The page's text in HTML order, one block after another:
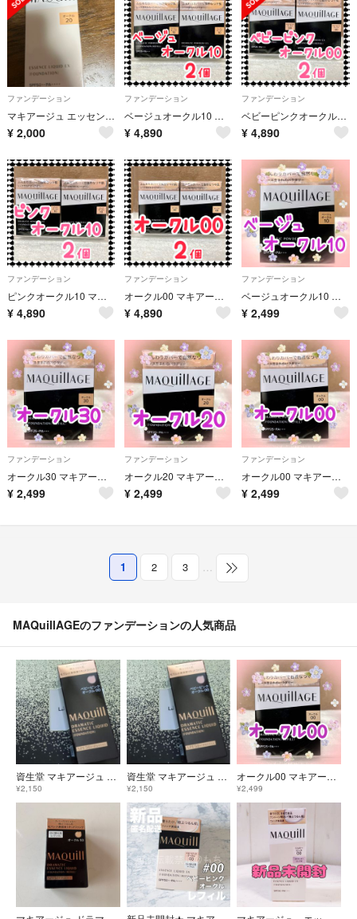
ファンデーション
マキアージュ エッセンスリキッド EX オークル20(24ml)
¥ 2,000
ファンデーション
ベージュオークル10 マキアージュ ドラマティックパウダリー EX ２個セット
¥ 4,890
ファンデーション
ベビーピンクオークル00 マキアージュ ドラマティックパウダリー EX レフィル 2個セット
¥ 4,890
ファンデーション
ピンクオークル10 マキアージュ ドラマティックパウダリー EX レフィル ２個セット
¥ 4,890
ファンデーション
オークル00 マキアージュ ドラマティックパウダリー EX レフィル ２個セット
¥ 4,890
ファンデーション
ベージュオークル10 マキアージュ ドラマティックパウダリー EX レフィル
¥ 2,499
ファンデーション
オークル30 マキアージュ ドラマティックパウダリー EX レフィル
¥ 2,499
ファンデーション
オークル20 マキアージュ ドラマティックパウダリー EX レフィル
¥ 2,499
ファンデーション
オークル00 マキアージュ ドラマティックパウダリー EX レフィル
¥ 2,499
1 2 3 …
MAQuillAGEのファンデーションの人気商品
資生堂 マキアージュ ドラマティックエッセンスリキッド ベビーピンクオークル00(25ml)
¥2,150
資生堂 マキアージュ ドラマティックエッセンスリキッド ベビーピンクオークル00(25ml)
¥2,150
オークル00 マキアージュ ドラマティックパウダリー EX レフィル
¥2,499